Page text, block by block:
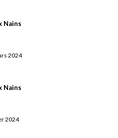
Nains
2024
Nains
2024